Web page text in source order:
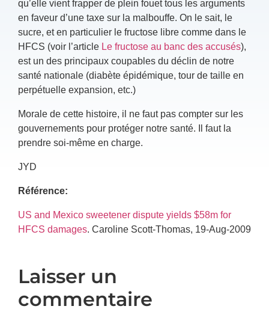
qu’elle vient frapper de plein fouet tous les arguments
en faveur d’une taxe sur la malbouffe. On le sait, le
sucre, et en particulier le fructose libre comme dans le
HFCS (voir l’article Le fructose au banc des accusés),
est un des principaux coupables du déclin de notre
santé nationale (diabète épidémique, tour de taille en
perpétuelle expansion, etc.)
Morale de cette histoire, il ne faut pas compter sur les
gouvernements pour protéger notre santé. Il faut la
prendre soi-même en charge.
JYD
Référence:
US and Mexico sweetener dispute yields $58m for
HFCS damages. Caroline Scott-Thomas, 19-Aug-2009
Laisser un
commentaire